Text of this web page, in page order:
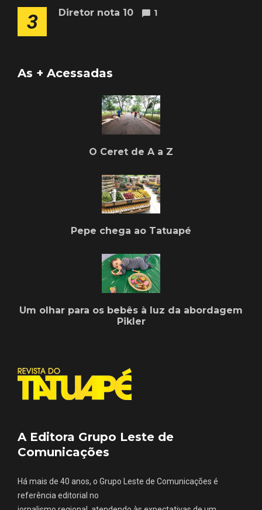
3 Diretor nota 10 1
As + Acessadas
O Ceret de A a Z
Pepe chega ao Tatuapé
Um olhar para os bebês à luz da abordagem
Pikler
A Editora Grupo Leste de
Comunicações
Há mais de 40 anos, o Grupo Leste de Comunicações é
referência editorial no